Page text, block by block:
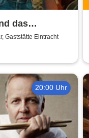
das
| Gaststätte
Gaststätte Eintracht
20:00 Uhr